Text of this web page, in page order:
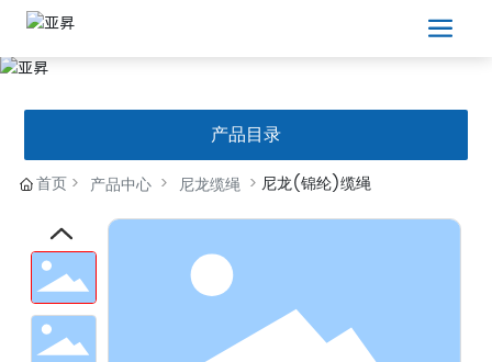
产品目录
首页 产品中心 尼龙缆绳 尼龙(锦纶)缆绳